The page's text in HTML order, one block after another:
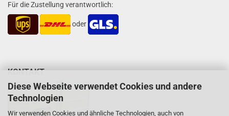
Diese Webseite verwendet Cookies und andere
Technologien
Wir verwenden Cookies und ähnliche Technologien, auch von
Für die Zustellung verantwortlich:
oder
KONTAKT